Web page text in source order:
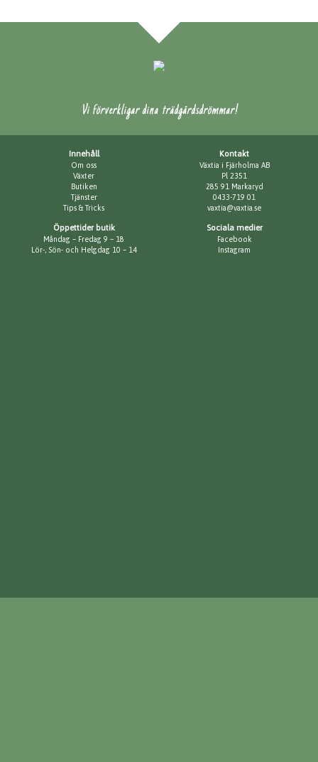
Vi förverkligar dina trädgårdsdrömmar!
Innehåll
Om oss
Växter
Butiken
Tjänster
Tips & Tricks
Kontakt
Växtia i Fjärholma AB
Pl 2351
285 91 Markaryd
0433-719 01
vaxtia@vaxtia.se
Öppettider butik
Måndag – Fredag 9 – 18
Lör-, Sön- och Helgdag 10 – 14
Sociala medier
Facebook
Instagram